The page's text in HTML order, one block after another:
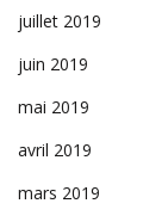
juillet 2019
juin 2019
mai 2019
avril 2019
mars 2019